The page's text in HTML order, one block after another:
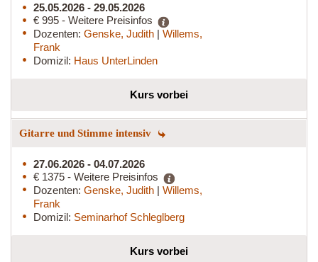
25.05.2026 - 29.05.2026
€ 995 - Weitere Preisinfos
Dozenten: Genske, Judith | Willems,
Frank
Domizil: Haus UnterLinden
Kurs vorbei
Gitarre und Stimme intensiv
27.06.2026 - 04.07.2026
€ 1375 - Weitere Preisinfos
Dozenten: Genske, Judith | Willems,
Frank
Domizil: Seminarhof Schleglberg
Kurs vorbei